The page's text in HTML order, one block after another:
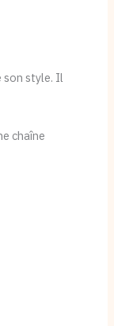
son style. Il
chaîne